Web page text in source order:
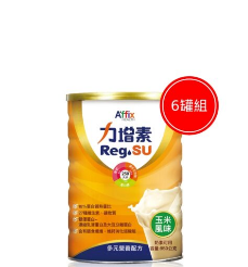
始
價
格：
NT$4,680。
前
價
格：
NT$3,550。